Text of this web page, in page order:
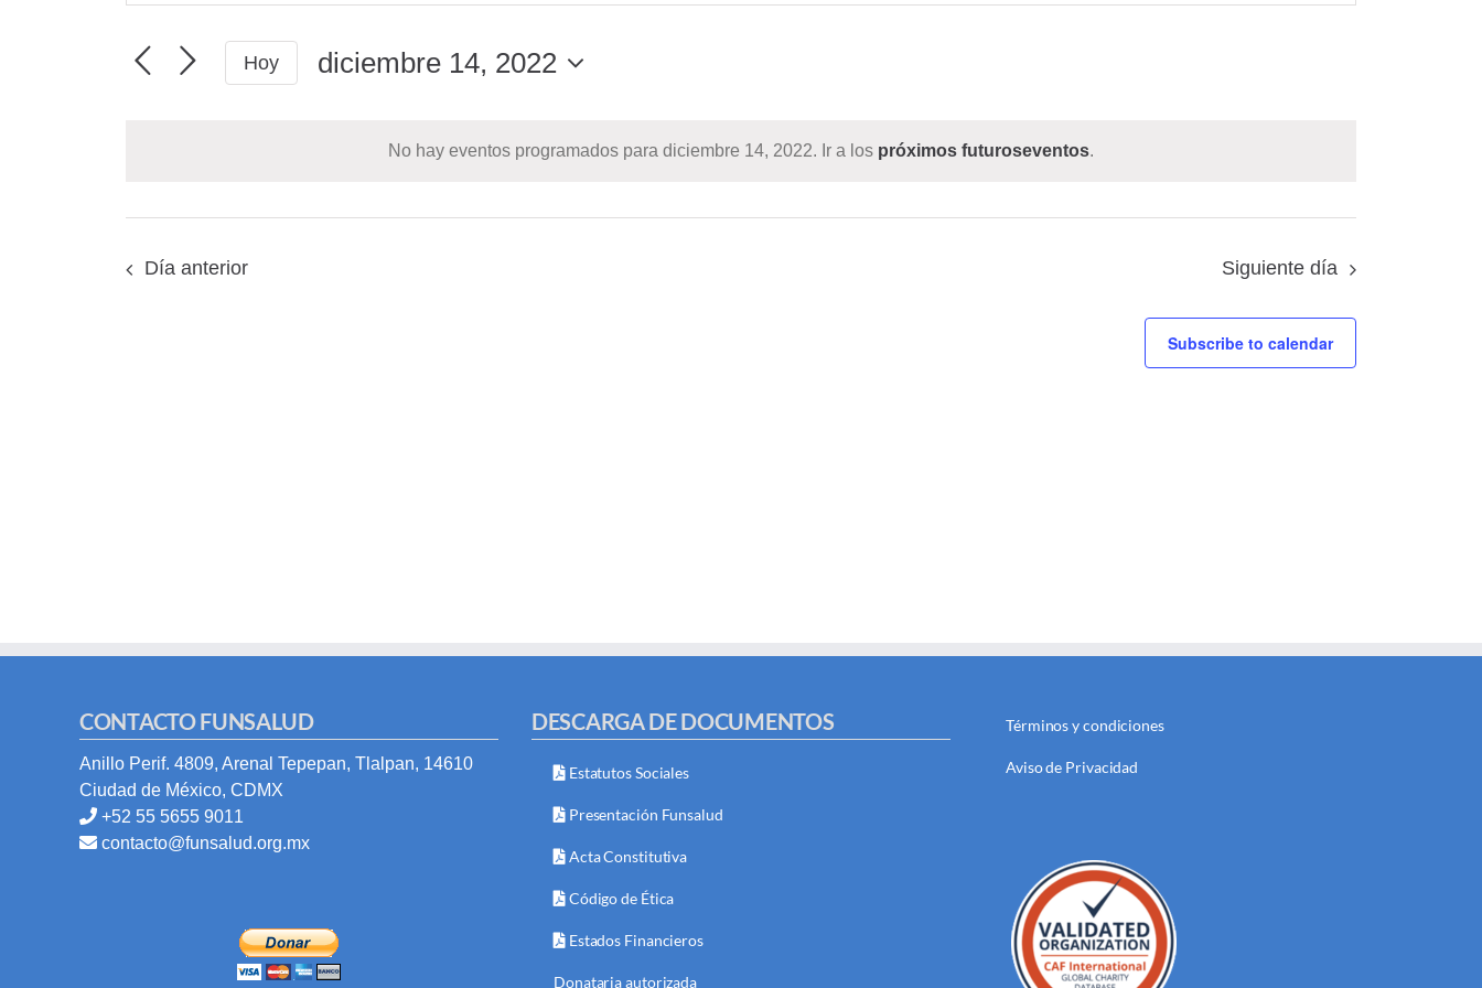
No hay eventos programados para diciembre 14, 2022. Ir a los próximos futuroseventos.
y
navegació
de
clave.
Busca
vistas
Hoy
diciembre 14, 2022
fecha.
Día anterior Siguiente día
Subscribe to calendar
CONTACTO FUNSALUD
Anillo Perif. 4809, Arenal Tepepan, Tlalpan, 14610
Ciudad de México, CDMX
+52 55 5655 9011
contacto@funsalud.org.mx
DESCARGA DE DOCUMENTOS
Estatutos Sociales
Presentación Funsalud
Acta Constitutiva
Código de Ética
Estados Financieros
Donataria autorizada
Términos y condiciones
Aviso de Privacidad